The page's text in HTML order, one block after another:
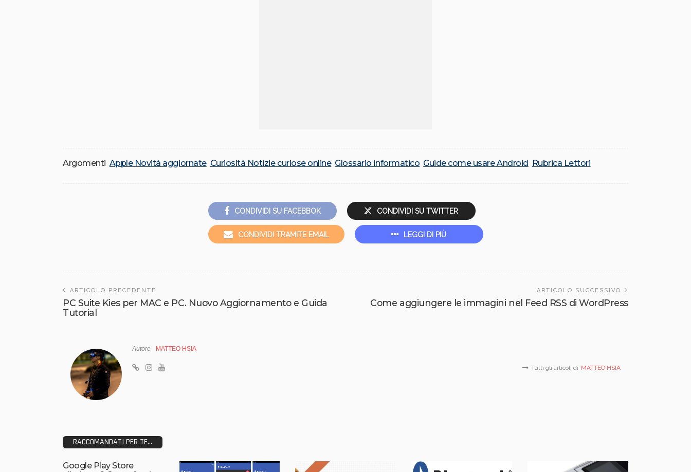
Argomenti Apple Novità aggiornate Curiosità Notizie curiose online Glossario informatico Guide come usare Android Rubrica Lettori
CONDIVIDI SU FACEBBOK CONDIVIDI SU TWITTER
CONDIVIDI TRAMITE EMAIL LEGGI DI PIÙ
ARTICOLO PRECEDENTE
PC Suite Kies per MAC e PC. Nuovo Aggiornamento e Guida
Tutorial
ARTICOLO SUCCESSIVO
Come aggiungere le immagini nel Feed RSS di WordPress
Autore MATTEO HSIA
Tutti gli articoli di MATTEO HSIA
RACCOMANDATI PER TE...
Google Play Store